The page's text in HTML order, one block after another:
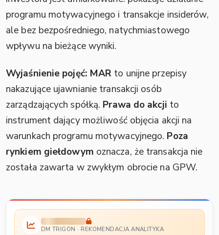
programu motywacyjnego i transakcje insiderów,
ale bez bezpośredniego, natychmiastowego
wpływu na bieżące wyniki.
Wyjaśnienie pojęć: MAR to unijne przepisy
nakazujące ujawnianie transakcji osób
zarządzających spółką. Prawa do akcji to
instrument dający możliwość objęcia akcji na
warunkach programu motywacyjnego. Poza
rynkiem giełdowym oznacza, że transakcja nie
została zawarta w zwykłym obrocie na GPW.
DM TRIGON · REKOMENDACJA ANALITYKA